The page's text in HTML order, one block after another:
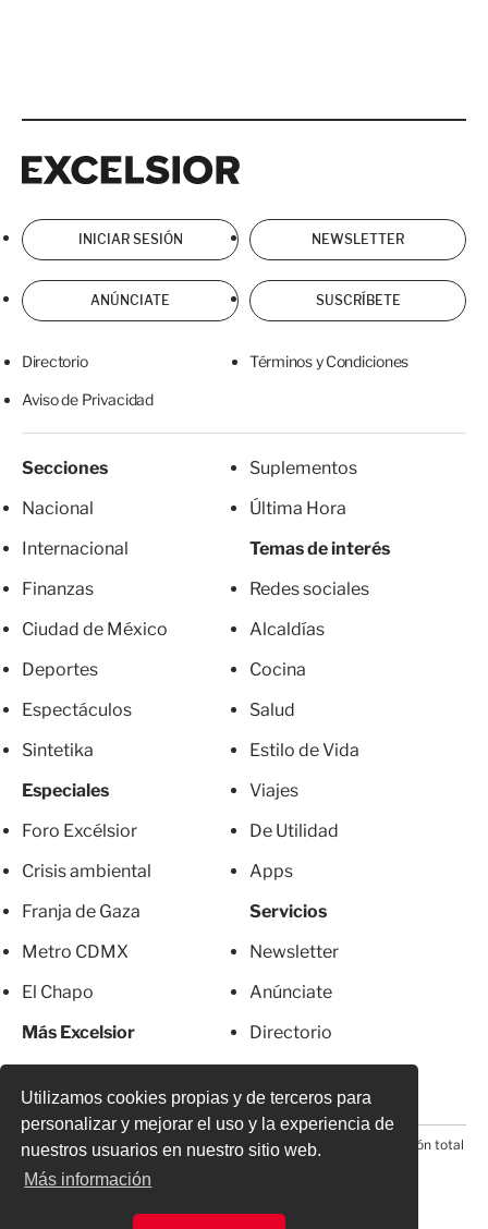
Utilizamos cookies propias y de terceros para
personalizar y mejorar el uso y la experiencia de
nuestros usuarios en nuestro sitio web.
Más información
INICIAR SESIÓN NEWSLETTER
ANÚNCIATE SUSCRÍBETE
Directorio Términos y Condiciones
Aviso de Privacidad
Secciones
Nacional
Internacional
Finanzas
Ciudad de México
Deportes
Espectáculos
Sintetika
Especiales
Foro Excélsior
Crisis ambiental
Franja de Gaza
Metro CDMX
El Chapo
Más Excelsior
Suplementos
Última Hora
Temas de interés
Redes sociales
Alcaldías
Cocina
Salud
Estilo de Vida
Viajes
De Utilidad
Apps
Servicios
Newsletter
Anúnciate
Directorio
© 2026 Todos los derechos reservados. Prohibida la reproducción total
o parcial, incluyendo cualquier medio electrónico*